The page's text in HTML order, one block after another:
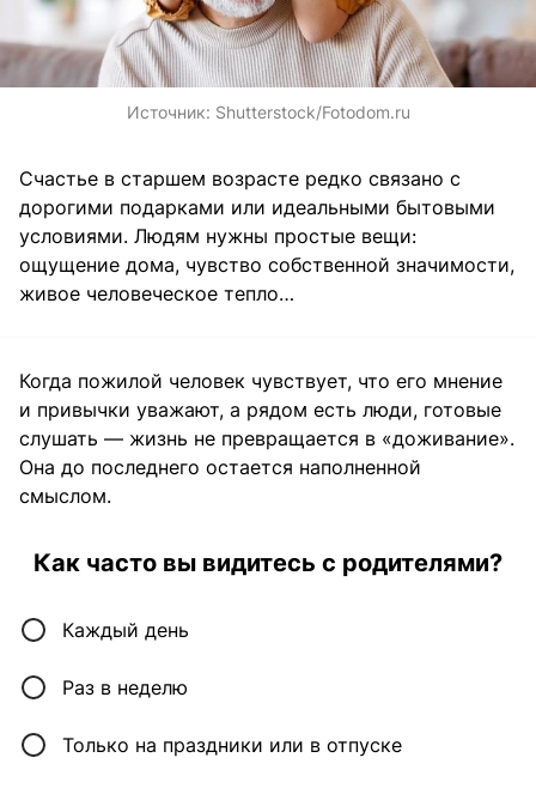
Источник: Shutterstock/Fotodom.ru
Счастье в старшем возрасте редко связано с
дорогими подарками или идеальными бытовыми
условиями. Людям нужны простые вещи:
ощущение дома, чувство собственной значимости,
живое человеческое тепло…
Когда пожилой человек чувствует, что его мнение
и привычки уважают, а рядом есть люди, готовые
слушать — жизнь не превращается в «доживание».
Она до последнего остается наполненной
смыслом.
Как часто вы видитесь с родителями?
Каждый день
Раз в неделю
Только на праздники или в отпуске